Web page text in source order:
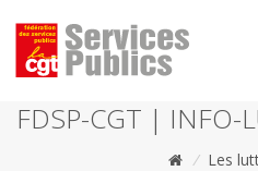
FDSP-CGT | INFO-
/ Les